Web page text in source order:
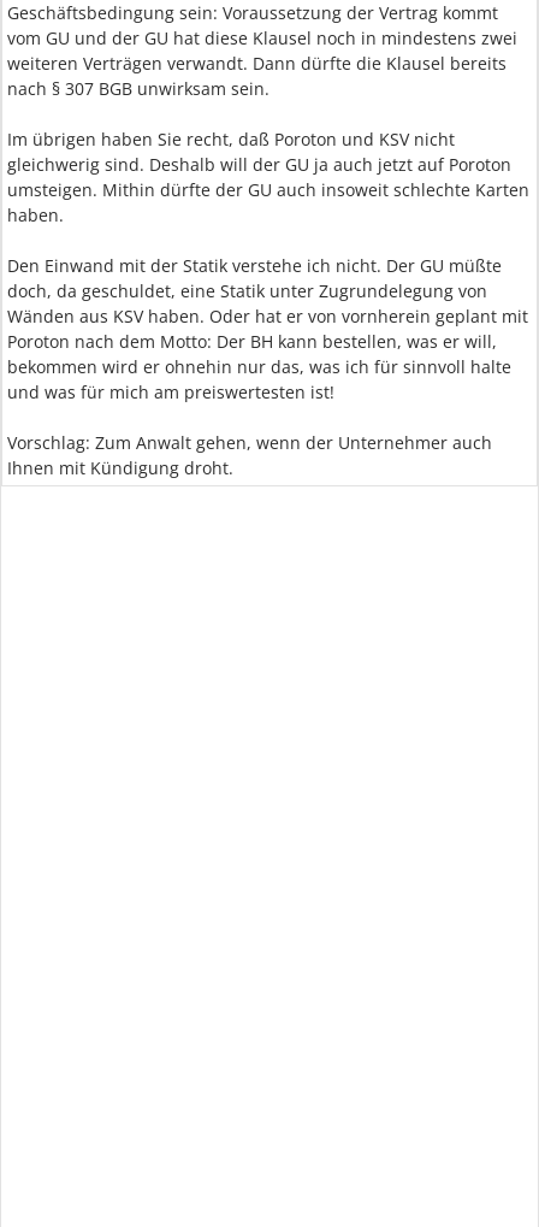
Geschäftsbedingung sein: Voraussetzung der Vertrag kommt
vom GU und der GU hat diese Klausel noch in mindestens zwei
weiteren Verträgen verwandt. Dann dürfte die Klausel bereits
nach § 307 BGB unwirksam sein.
Im übrigen haben Sie recht, daß Poroton und KSV nicht
gleichwerig sind. Deshalb will der GU ja auch jetzt auf Poroton
umsteigen. Mithin dürfte der GU auch insoweit schlechte Karten
haben.
Den Einwand mit der Statik verstehe ich nicht. Der GU müßte
doch, da geschuldet, eine Statik unter Zugrundelegung von
Wänden aus KSV haben. Oder hat er von vornherein geplant mit
Poroton nach dem Motto: Der BH kann bestellen, was er will,
bekommen wird er ohnehin nur das, was ich für sinnvoll halte
und was für mich am preiswertesten ist!
Vorschlag: Zum Anwalt gehen, wenn der Unternehmer auch
Ihnen mit Kündigung droht.